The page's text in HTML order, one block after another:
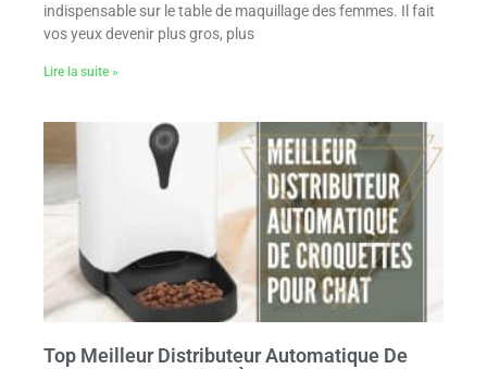
indispensable sur le table de maquillage des femmes. Il fait
vos yeux devenir plus gros, plus
Lire la suite »
Top Meilleur Distributeur Automatique De